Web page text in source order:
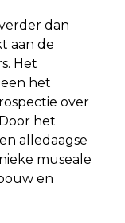
dan
aan de
Het
het
over
het
alledaagse
museale
en